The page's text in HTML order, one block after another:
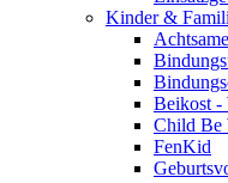
Kinder &
Beikost -
Child Be
FenKid